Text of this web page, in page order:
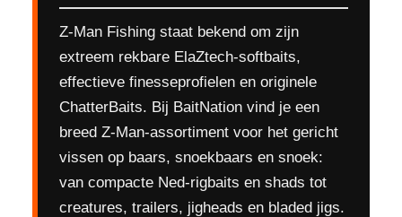
Z-Man Fishing staat bekend om zijn
extreem rekbare ElaZtech-softbaits,
effectieve finesseprofielen en originele
ChatterBaits. Bij BaitNation vind je een
breed Z-Man-assortiment voor het gericht
vissen op baars, snoekbaars en snoek:
van compacte Ned-rigbaits en shads tot
creatures, trailers, jigheads en bladed jigs.